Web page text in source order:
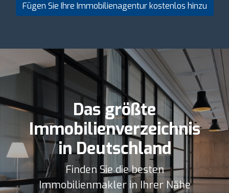
Fügen Sie Ihre Immobilienagentur kostenlos hinzu
Das größte
Immobilienverzeichnis
in Deutschland
Finden Sie die besten
Immobilienmakler in Ihrer Nähe